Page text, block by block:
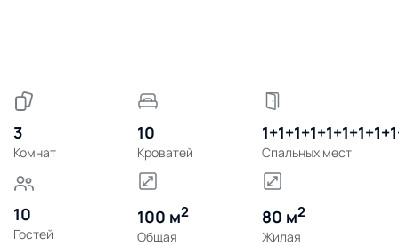
3
Комнат
10
Кроватей Спальных мест
10
Гостей
100 м2
Общая
80 м2
Жилая